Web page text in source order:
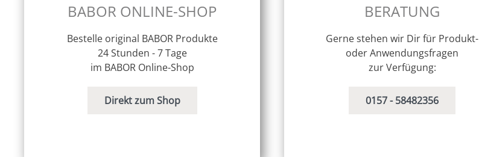
BABOR ONLINE-SHOP
Bestelle original BABOR Produkte
24 Stunden - 7 Tage
im BABOR Online-Shop
Direkt zum Shop
BERATUNG
Gerne stehen wir Dir für Produkt-
oder Anwendungsfragen
zur Verfügung:
0157 - 58482356